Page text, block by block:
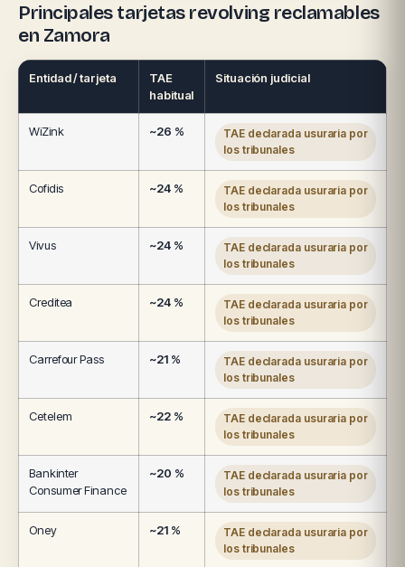
Principales tarjetas revolving reclamables
en Zamora
Entidad / tarjeta
TAE
habitual
Situación judicial
WiZink ~26 %
TAE declarada usuraria por
los tribunales
Cofidis ~24 %
TAE declarada usuraria por
los tribunales
Vivus ~24 %
TAE declarada usuraria por
los tribunales
Creditea ~24 %
TAE declarada usuraria por
los tribunales
Carrefour Pass ~21 %
TAE declarada usuraria por
los tribunales
Cetelem ~22 %
TAE declarada usuraria por
los tribunales
Bankinter
Consumer Finance
~20 %
TAE declarada usuraria por
los tribunales
Oney ~21 %
TAE declarada usuraria por
los tribunales